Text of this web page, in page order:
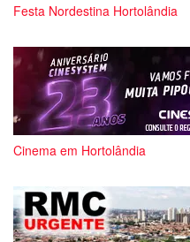
Festa Nordestina Hortolândia
Cinema em Hortolândia